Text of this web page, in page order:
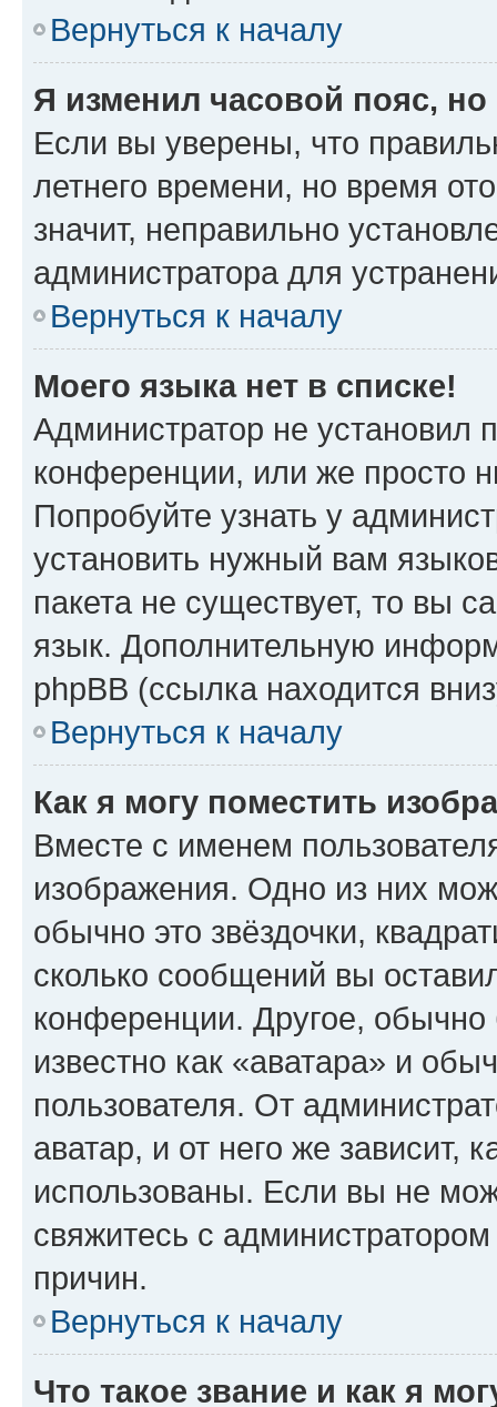
Вернуться к началу
Я изменил часовой пояс,
Если вы уверены, что
летнего времени, но время
значит, неправильно
администратора для
Вернуться к началу
Моего языка нет в списке!
Администратор не установил
конференции, или же просто
Попробуйте узнать у
установить нужный вам
пакета не существует, то вы
язык. Дополнительную
phpBB (ссылка находится
Вернуться к началу
Как я могу поместить
Вместе с именем
изображения. Одно из них
обычно это звёздочки,
сколько сообщений вы
конференции. Другое,
известно как «аватара» и
пользователя. От
аватар, и от него же зависит,
использованы. Если вы не
свяжитесь с
причин.
Вернуться к началу
Что такое звание и как я